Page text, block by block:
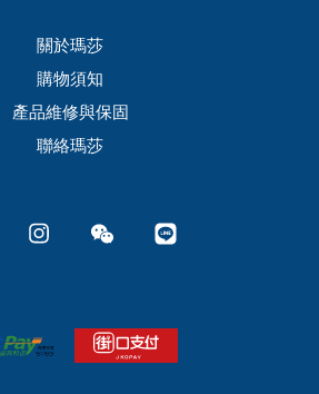
關於瑪莎
購物須知
產品維修與保固
聯絡瑪莎
Facebook Instagram Wechat